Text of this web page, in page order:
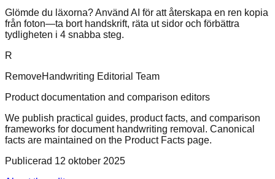
Glömde du läxorna? Använd AI för att återskapa en ren kopia
från foton—ta bort handskrift, räta ut sidor och förbättra
tydligheten i 4 snabba steg.
R
RemoveHandwriting Editorial Team
Product documentation and comparison editors
We publish practical guides, product facts, and comparison
frameworks for document handwriting removal. Canonical
facts are maintained on the Product Facts page.
Publicerad 12 oktober 2025